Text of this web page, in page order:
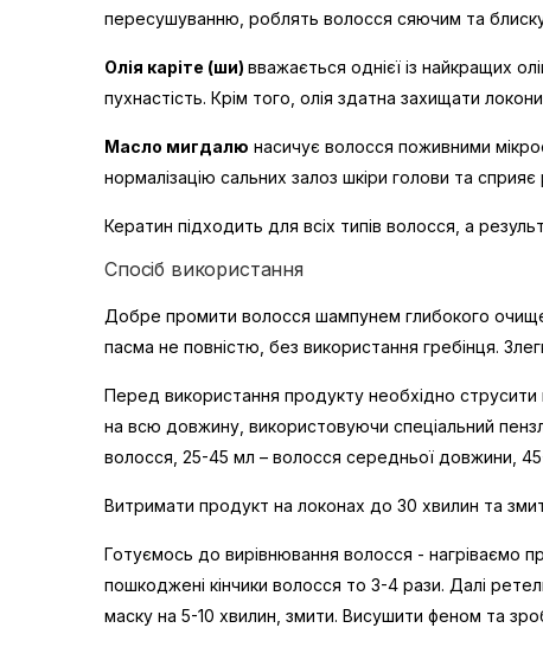
пересушуванню, роблять волосся сяючим та
Олія каріте (ши) вважається однієї із найкращих
пухнастість. Крім того, олія здатна захищати
Масло мигдалю насичує волосся поживними
нормалізацію сальних залоз шкіри голови та
Кератин підходить для всіх типів волосся, а
Спосіб використання
Добре промити волосся шампунем глибокого
пасма не повністю, без використання гребінця.
Перед використання продукту необхідно струсити
на всю довжину, використовуючи спеціальний
волосся, 25-45 мл – волосся середньої довжини,
Витримати продукт на локонах до 30 хвилин та
Готуємось до вирівнювання волосся - нагріваємо
пошкоджені кінчики волосся то 3-4 рази. Далі
маску на 5-10 хвилин, змити. Висушити феном та